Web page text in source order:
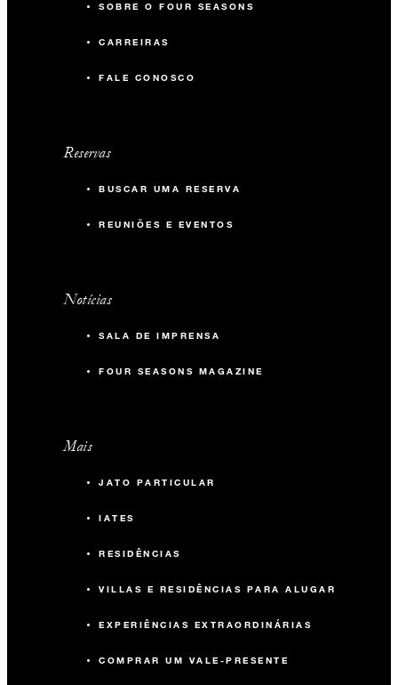
SOBRE O FOUR SEASONS
CARREIRAS
FALE CONOSCO
Reservas
BUSCAR UMA RESERVA
REUNIÕES E EVENTOS
Notícias
SALA DE IMPRENSA
FOUR SEASONS MAGAZINE
Mais
JATO PARTICULAR
IATES
RESIDÊNCIAS
VILLAS E RESIDÊNCIAS PARA ALUGAR
EXPERIÊNCIAS EXTRAORDINÁRIAS
COMPRAR UM VALE-PRESENTE